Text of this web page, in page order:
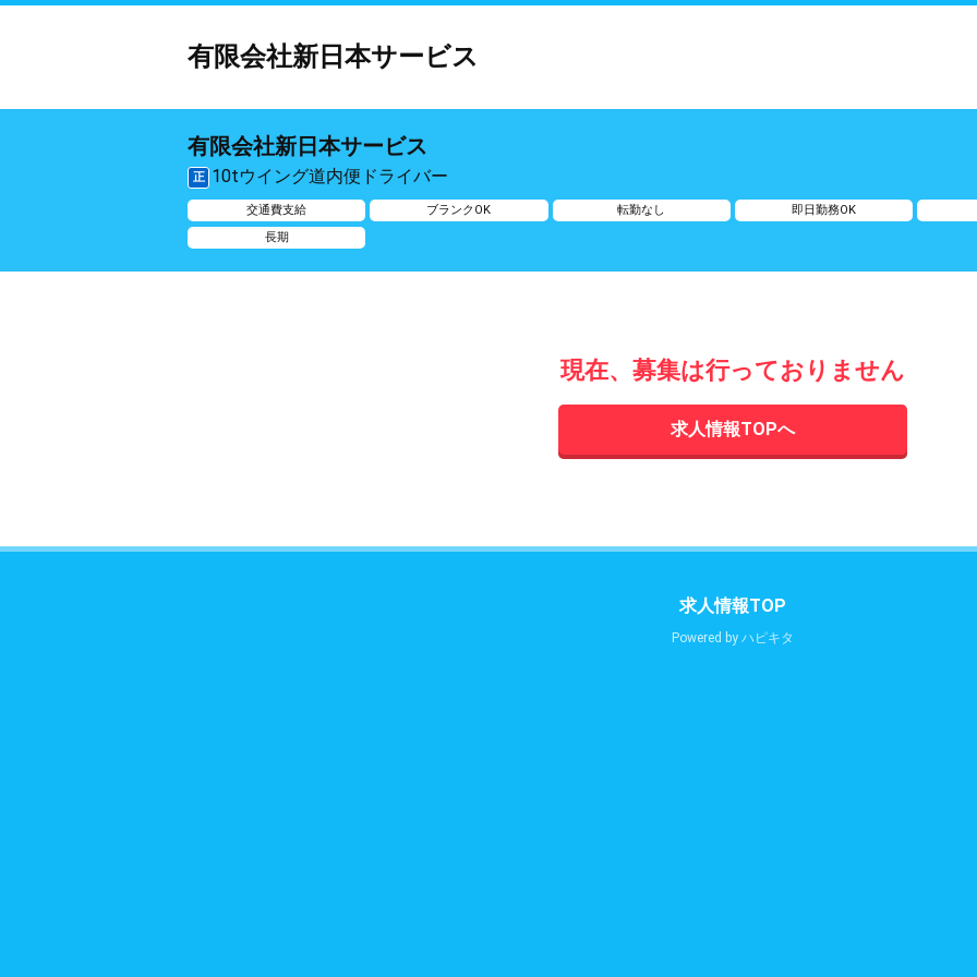
有限会社新日本サービス
有限会社新日本サービス
正 10tウイング道内便ドライバー
交通費支給 ブランクOK 転勤なし 即日勤務OK
長期
現在、募集は行っておりません
求人情報TOPへ
求人情報TOP
Powered by ハピキタ